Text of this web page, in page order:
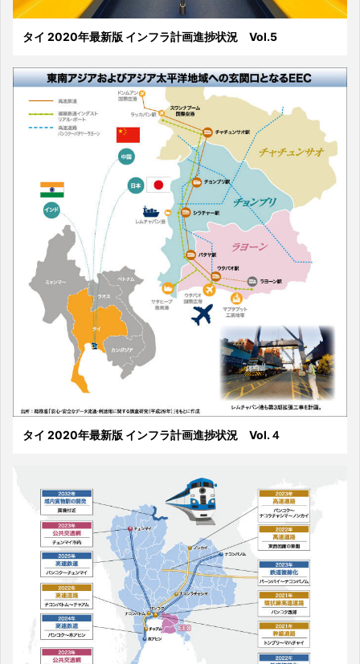
タイ 2020年最新版 インフラ計画進捗状況 Vol.5
タイ 2020年最新版 インフラ計画進捗状況 Vol.４